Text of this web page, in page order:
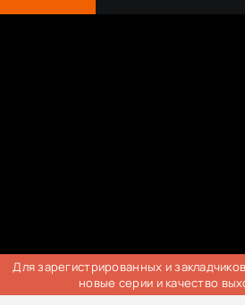
Для зарегистрированных и
новые серии и качество